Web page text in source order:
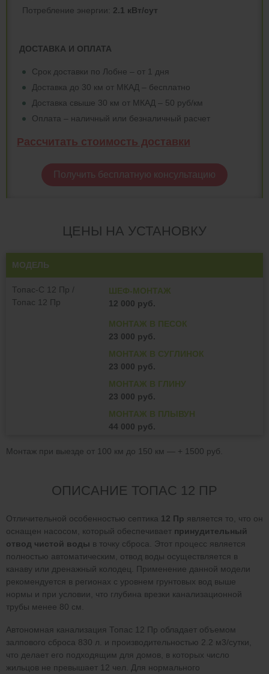
Потреблeние энергии: 2.1 кВт/сут
ДОСТАВКА И ОПЛАТА
Срок доставки по Лобне – от 1 дня
Доставка до 30 км от МКАД – бесплатно
Доставка свыше 30 км от МКАД – 50 руб/км
Оплата – наличный или безналичный расчет
Рассчитать стоимость доставки
Получить бесплатную консультацию
ЦЕНЫ НА УСТАНОВКУ
МОДЕЛЬ
Топас-С 12 Пр /
Топас 12 Пр
ШЕФ-МОНТАЖ
12 000 руб.
МОНТАЖ В ПЕСОК
23 000 руб.
МОНТАЖ В СУГЛИНОК
23 000 руб.
МОНТАЖ В ГЛИНУ
23 000 руб.
МОНТАЖ В ПЛЫВУН
44 000 руб.
Монтаж при выезде от 100 км до 150 км — + 1500 руб.
ОПИСАНИЕ ТОПАС 12 ПР
Отличительной особенностью септика 12 Пр является то, что он
оснащен насосом, который обеспечивает принудительный
отвод чистой воды в точку сброса. Этот процесс является
полностью автоматическим, отвод воды осуществляется в
канаву или дренажный колодец. Применение данной модели
рекомендуется в регионах с уровнем грунтовых вод выше
нормы и при условии, что глубина врезки канализационной
трубы менее 80 см.
Автономная канализация Топас 12 Пр обладает объемом
залпового сброса 830 л. и производительностью 2.2 м3/сутки,
что делает его подходящим для домов, в которых число
жильцов не превышает 12 чел. Для нормального